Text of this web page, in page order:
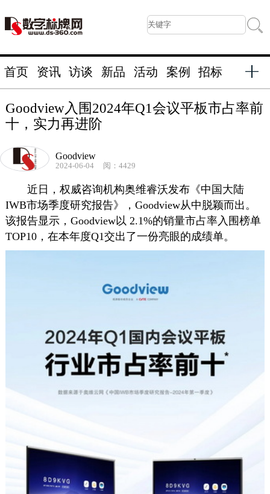
首页 资讯 访谈 新品 活动 案例 招标
Goodview入围2024年Q1会议平板市占率前
十，实力再进阶
Goodview
2024-06-04 阅：4429
近日，权威咨询机构奥维睿沃发布《中国大陆
IWB市场季度研究报告》，Goodview从中脱颖而出。
该报告显示，Goodview以 2.1%的销量市占率入围榜单
TOP10，在本年度Q1交出了一份亮眼的成绩单。